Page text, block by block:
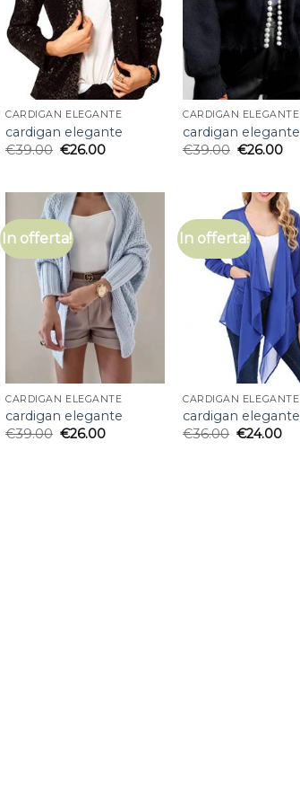
CARDIGAN ELEGANTE
cardigan elegante
€39.00 €26.00
CARDIGAN ELEGANTE
cardigan elegante
€39.00 €26.00
In offerta!
CARDIGAN ELEGANTE
cardigan elegante
€39.00 €26.00
In offerta!
CARDIGAN ELEGANTE
cardigan elegante
€36.00 €24.00